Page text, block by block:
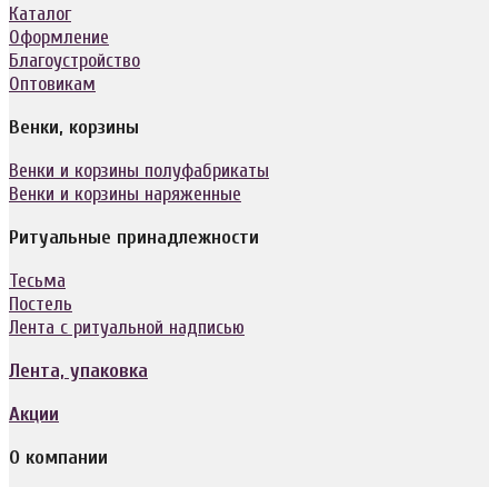
Каталог
Оформление
Благоустройство
Оптовикам
Венки, корзины
Венки и корзины полуфабрикаты
Венки и корзины наряженные
Ритуальные принадлежности
Тесьма
Постель
Лента с ритуальной надписью
Лента, упаковка
Акции
О компании